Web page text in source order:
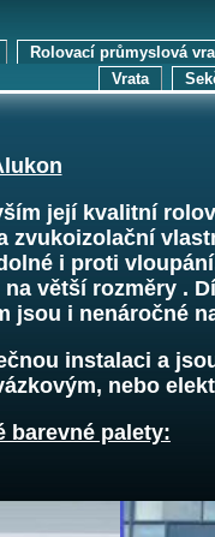
Rolovací průmyslová
Vrata
její kvalitní
zvukoizolační
i proti
větší rozměry .
jsou i nenáročné
instalaci a
nebo
barevné palety: